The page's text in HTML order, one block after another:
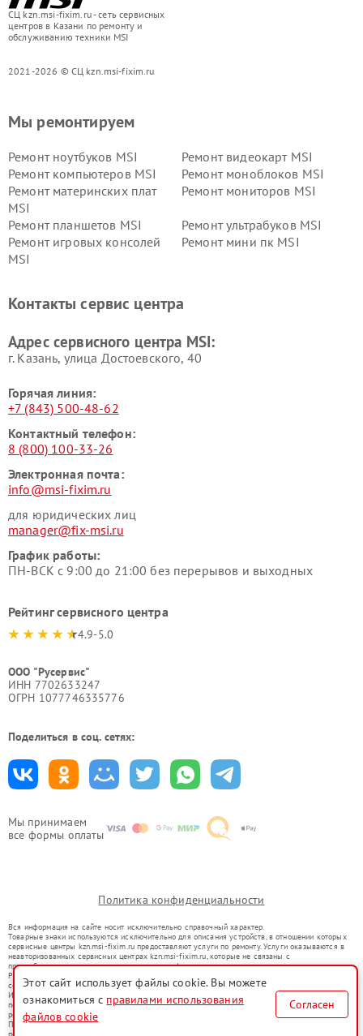
СЦ kzn.msi-fixim.ru - сеть сервисных
центров в Казани по ремонту и
обслуживанию техники MSI
2021-2026 © СЦ kzn.msi-fixim.ru
Мы принимаем
все формы оплаты
Мы ремонтируем
Ремонт ноутбуков MSI
Ремонт видеокарт MSI
Ремонт компьютеров MSI
Ремонт моноблоков MSI
Ремонт материнских плат
MSI
Ремонт мониторов MSI
Ремонт планшетов MSI
Ремонт ультрабуков MSI
Ремонт игровых консолей
MSI
Ремонт мини пк MSI
Контакты сервис центра
Адрес сервисного центра MSI:
г. Казань, улица Достоевского, 40
Горячая линия:
+7 (843) 500-48-62
Контактный телефон:
8 (800) 100-33-26
Электронная почта:
info@msi-fixim.ru
для юридических лиц
manager@fix-msi.ru
График работы:
ПН-ВСК с 9:00 до 21:00 без перерывов и выходных
Рейтинг сервисного центра
4.9-5.0
ООО "Русервис"
ИНН 7702633247
ОГРН 1077746335776
Поделиться в соц. сетях:
Политика конфиденциальности
Вся информация на сайте носит исключительно справочный характер.
Товарные знаки используются исключительно для описания устройств, в отношении которых
сервисные центры kzn.msi-fixim.ru предоставляют услуги по ремонту. Услуги оказываются в
неавторизованных сервисных центрах kzn.msi-fixim.ru, которые не связаны с
правообладателями товарных знаков или их официальными представителями.
Ремонт осуществляется для устройств, уже введенных в гражданский оборот в соответствии
со статьей 1487 ГК РФ.
Использование товарных знаков не преследует цели индивидуализации услуг или введения
потребителей в заблуждение, а служит для информирования о предоставляемых услугах по
ремонту техники указанных брендов.
Представленная на сайте информация не является публичной офертой, определяемой
положениями Статьи 437(2) Гражданского кодекса РФ
Этот сайт использует файлы cookie. Вы можете
ознакомиться с правилами использования
файлов cookie
Согласен